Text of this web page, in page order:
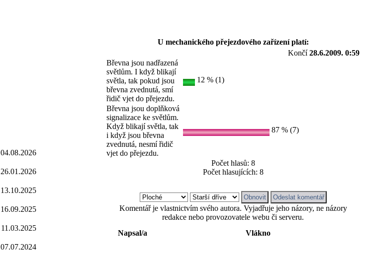
04.08.2026
26.01.2026
13.10.2025
16.09.2025
11.03.2025
07.07.2024
U mechanického přejezdového zařízení platí:
Končí28.6.2009. 0:59
Břevna jsou nadřazená
světlům. I když blikají
světla, tak pokud jsou
břevna zvednutá, smí
řidič vjet do přejezdu.
12 % (1)
Břevna jsou doplňková
signalizace ke světlům.
Když blikají světla, tak
i když jsou břevna
zvednutá, nesmí řidič
vjet do přejezdu.
87 % (7)
Počet hlasů: 8
Počet hlasujících: 8
Komentář je vlastnictvím svého autora. Vyjadřuje jeho názory, ne názory
redakce nebo provozovatele webu či serveru.
Napsal/a
Vlákno